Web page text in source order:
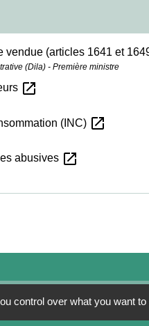
vendue (articles 1641 et
(Dila) - Première ministre
open_in_new
(INC) open_in_new
abusives open_in_new
control over what you want to